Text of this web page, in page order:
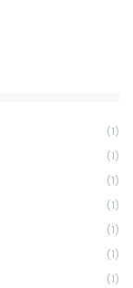
(1)
(1)
(1)
(1)
(1)
(1)
(1)